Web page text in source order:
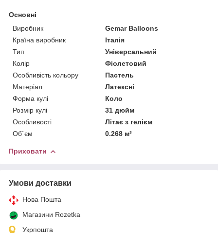
Основні
Виробник
Gemar Balloons
Країна виробник
Італія
Тип
Універсальний
Колір
Фіолетовий
Особливість кольору
Пастель
Матеріал
Латексні
Форма кулі
Коло
Розмір кулі
31 дюйм
Особливості
Літає з гелієм
Об`єм
0.268 м³
Приховати
Умови доставки
Нова Пошта
Магазини Rozetka
Укрпошта